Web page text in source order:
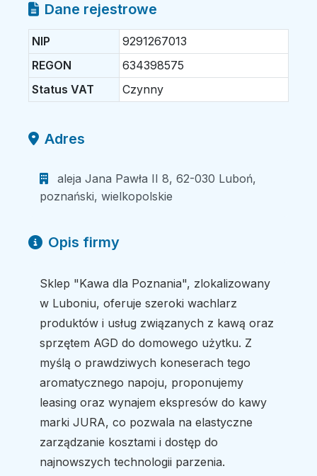
Dane rejestrowe
NIP
9291267013
REGON
634398575
Status VAT
Czynny
Adres
aleja Jana Pawła II 8, 62-030 Luboń,
poznański, wielkopolskie
Opis firmy
Sklep "Kawa dla Poznania", zlokalizowany
w Luboniu, oferuje szeroki wachlarz
produktów i usług związanych z kawą oraz
sprzętem AGD do domowego użytku. Z
myślą o prawdziwych koneserach tego
aromatycznego napoju, proponujemy
leasing oraz wynajem ekspresów do kawy
marki JURA, co pozwala na elastyczne
zarządzanie kosztami i dostęp do
najnowszych technologii parzenia.